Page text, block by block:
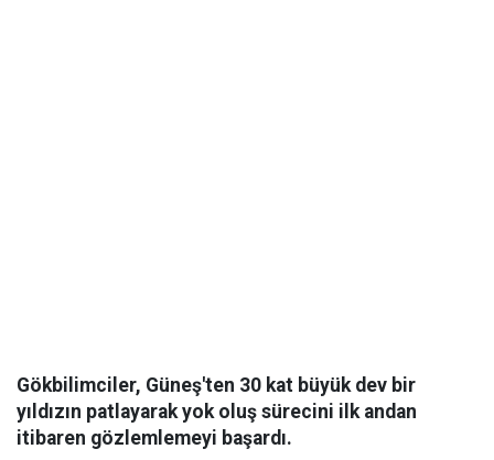
Gökbilimciler, Güneş'ten 30 kat büyük dev bir
yıldızın patlayarak yok oluş sürecini ilk andan
itibaren gözlemlemeyi başardı.